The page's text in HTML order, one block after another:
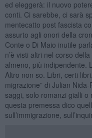
ed eleggerà: il nuovo
conti. Ci sarebbe, ci sarà
mentecatto post fascista
assurto agli onori della
Conte o Di Maio inutile
n’è visti altri nel corso
almeno, più indipendente.
Altro non so. Libri, certi
migrazione” di Julian
saggi, solo romanzi gialli o
questa premessa dico
sull’immigrazione,